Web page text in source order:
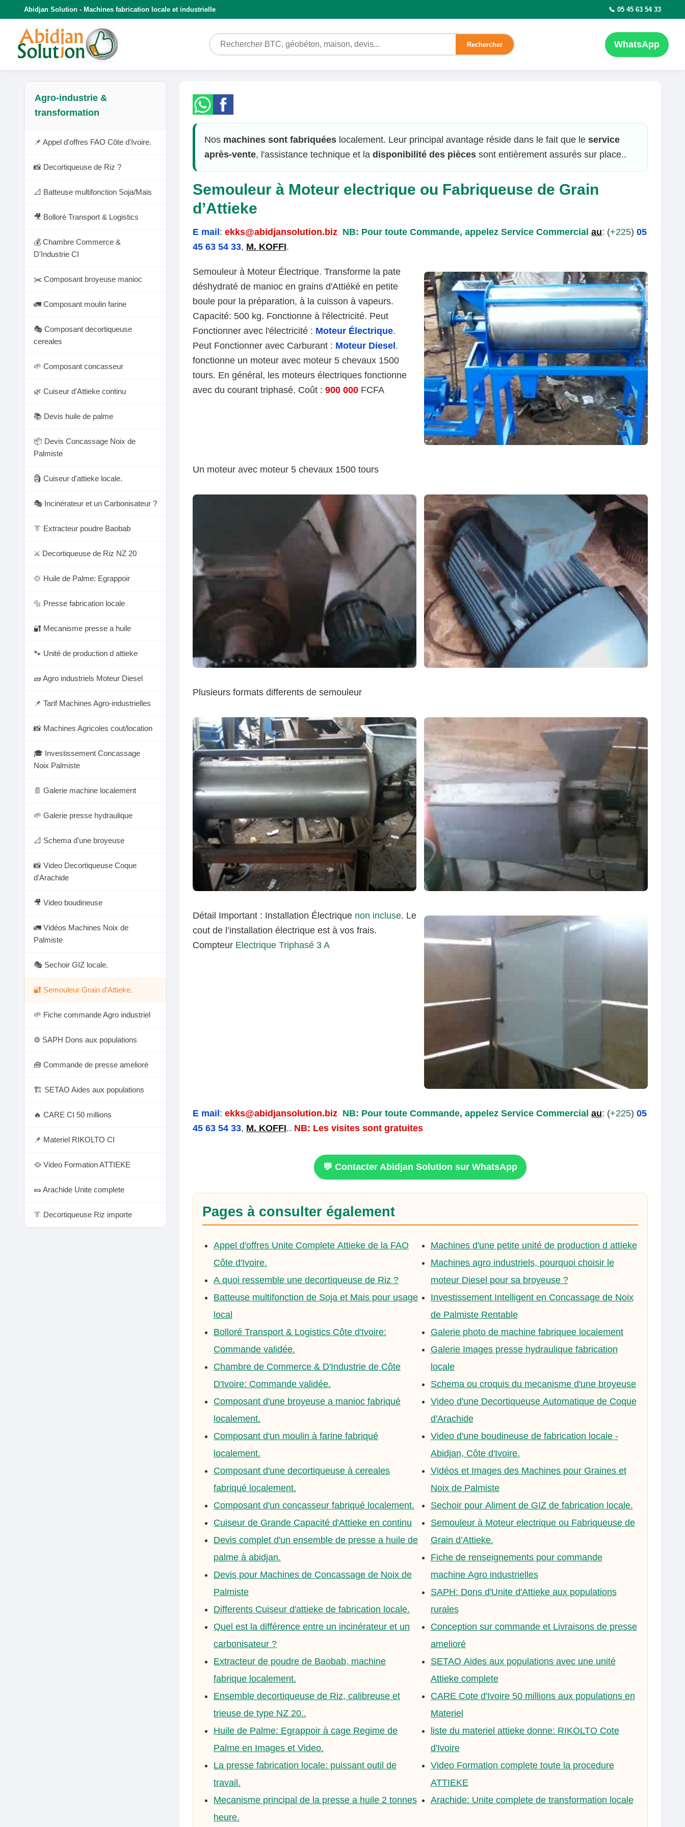
Abidjan Solution - Machines fabrication locale et industrielle 📞 05 45 63 54 33
Rechercher WhatsApp
Agro-industrie &
transformation
📌 Appel d'offres FAO Côte d'Ivoire.
📸 Decortiqueuse de Riz ?
📐 Batteuse multifonction Soja/Mais
🎥 Bolloré Transport & Logistics
💰 Chambre Commerce &
D'Industrie CI
✂️ Composant broyeuse manioc
🚛 Composant moulin farine
🎭 Composant decortiqueuse
cereales
🌱 Composant concasseur
🌿 Cuiseur d'Attieke continu
📚 Devis huile de palme
📦 Devis Concassage Noix de
Palmiste
🗿 Cuiseur d'attieke locale.
🎭 Incinérateur et un Carbonisateur ?
👔 Extracteur poudre Baobab
⚔️ Decortiqueuse de Riz NZ 20
🍲 Huile de Palme: Egrappoir
🔩 Presse fabrication locale
🔐 Mecanisme presse a huile
🐾 Unité de production d attieke
🧱 Agro industriels Moteur Diesel
📌 Tarif Machines Agro-industrielles
📸 Machines Agricoles cout/location
🎓 Investissement Concassage
Noix Palmiste
📄 Galerie machine localement
🌱 Galerie presse hydraulique
📐 Schema d'une broyeuse
📸 Video Decortiqueuse Coque
d'Arachide
🎥 Video boudineuse
🚛 Vidéos Machines Noix de
Palmiste
🎭 Sechoir GIZ locale.
🔐 Semouleur Grain d’Attieke.
🌱 Fiche commande Agro industriel
⚙️ SAPH Dons aux populations
🧰 Commande de presse amelioré
🏗 SETAO Aides aux populations
🔥 CARE CI 50 millions
📌 Materiel RIKOLTO CI
🥘 Video Formation ATTIEKE
🥜 Arachide Unite complete
👔 Decortiqueuse Riz importe
Nos machines sont fabriquées localement. Leur principal avantage réside dans le fait que le service
après-vente, l'assistance technique et la disponibilité des pièces sont entièrement assurés sur place..
Semouleur à Moteur electrique ou Fabriqueuse de Grain
d’Attieke
E mail : ekks@abidjansolution.biz NB: Pour toute Commande, appelez Service Commercial au: (+225) 05
45 63 54 33, M. KOFFI.
Semouleur à Moteur Électrique. Transforme la pate
déshydraté de manioc en grains d'Attiéké en petite
boule pour la préparation, à la cuisson à vapeurs.
Capacité: 500 kg. Fonctionne à l'électricité. Peut
Fonctionner avec l'électricité : Moteur Électrique.
Peut Fonctionner avec Carburant : Moteur Diesel .
fonctionne un moteur avec moteur 5 chevaux 1500
tours. En général, les moteurs électriques fonctionne
avec du courant triphasé. Coût : 900 000 FCFA
Un moteur avec moteur 5 chevaux 1500 tours
Plusieurs formats differents de semouleur
Détail Important : Installation Électrique non incluse. Le
cout de l’installation électrique est à vos frais.
Compteur Electrique Triphasé 3 A
E mail: ekks@abidjansolution.biz NB: Pour toute Commande, appelez Service Commercial au: (+225) 05
45 63 54 33, M. KOFFI.. NB: Les visites sont gratuites
💬 Contacter Abidjan Solution sur WhatsApp
Pages à consulter également
Appel d'offres Unite Complete Attieke de la FAO
Côte d'Ivoire.
A quoi ressemble une decortiqueuse de Riz ?
Batteuse multifonction de Soja et Mais pour usage
local
Bolloré Transport & Logistics Côte d'Ivoire:
Commande validée.
Chambre de Commerce & D'Industrie de Côte
D'Ivoire: Commande validée.
Composant d'une broyeuse a manioc fabriqué
localement.
Composant d'un moulin à farine fabriqué
localement.
Composant d'une decortiqueuse à cereales
fabriqué localement.
Composant d'un concasseur fabriqué localement.
Cuiseur de Grande Capacité d'Attieke en continu
Devis complet d'un ensemble de presse a huile de
palme à abidjan.
Devis pour Machines de Concassage de Noix de
Palmiste
Differents Cuiseur d'attieke de fabrication locale.
Quel est la différence entre un incinérateur et un
carbonisateur ?
Extracteur de poudre de Baobab, machine
fabrique localement.
Ensemble decortiqueuse de Riz, calibreuse et
trieuse de type NZ 20..
Huile de Palme: Egrappoir à cage Regime de
Palme en Images et Video.
La presse fabrication locale: puissant outil de
travail.
Mecanisme principal de la presse a huile 2 tonnes
heure.
Machines d'une petite unité de production d attieke
Machines agro industriels, pourquoi choisir le
moteur Diesel pour sa broyeuse ?
Investissement Intelligent en Concassage de Noix
de Palmiste Rentable
Galerie photo de machine fabriquee localement
Galerie Images presse hydraulique fabrication
locale
Schema ou croquis du mecanisme d'une broyeuse
Video d'une Decortiqueuse Automatique de Coque
d'Arachide
Video d'une boudineuse de fabrication locale -
Abidjan, Côte d'Ivoire.
Vidéos et Images des Machines pour Graines et
Noix de Palmiste
Sechoir pour Aliment de GIZ de fabrication locale.
Semouleur à Moteur electrique ou Fabriqueuse de
Grain d’Attieke.
Fiche de renseignements pour commande
machine Agro industrielles
SAPH: Dons d'Unite d'Attieke aux populations
rurales
Conception sur commande et Livraisons de presse
amelioré
SETAO Aides aux populations avec une unité
Attieke complete
CARE Cote d'Ivoire 50 millions aux populations en
Materiel
liste du materiel attieke donne: RIKOLTO Cote
d'Ivoire
Video Formation complete toute la procedure
ATTIEKE
Arachide: Unite complete de transformation locale